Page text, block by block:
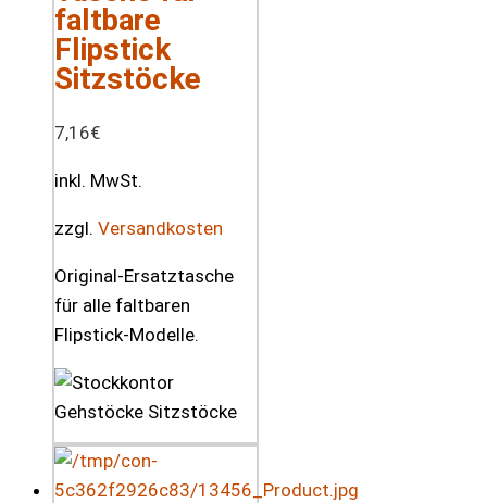
faltbare
Flipstick
Sitzstöcke
7,16€
inkl. MwSt.
zzgl. Versandkosten
Original-Ersatztasche
für alle faltbaren
Flipstick-Modelle.